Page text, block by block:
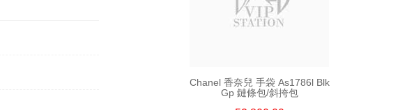
Chanel 香奈兒 手袋 As1786l Blk
Gp 鏈條包/斜挎包